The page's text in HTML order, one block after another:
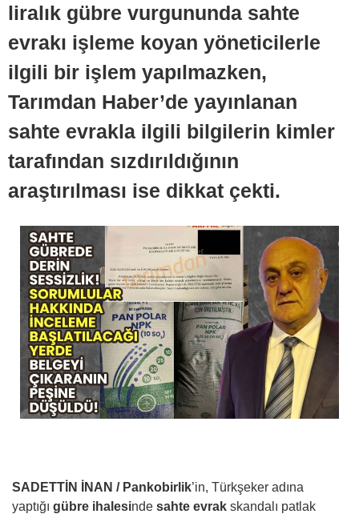
liralık gübre vurgununda sahte
evrakı işleme koyan yöneticilerle
ilgili bir işlem yapılmazken,
Tarımdan Haber’de yayınlanan
sahte evrakla ilgili bilgilerin kimler
tarafından sızdırıldığının
araştırılması ise dikkat çekti.
SADETTİN İNAN / Pankobirlik’in, Türkşeker adına
yaptığı gübre ihalesinde sahte evrak skandalı patlak